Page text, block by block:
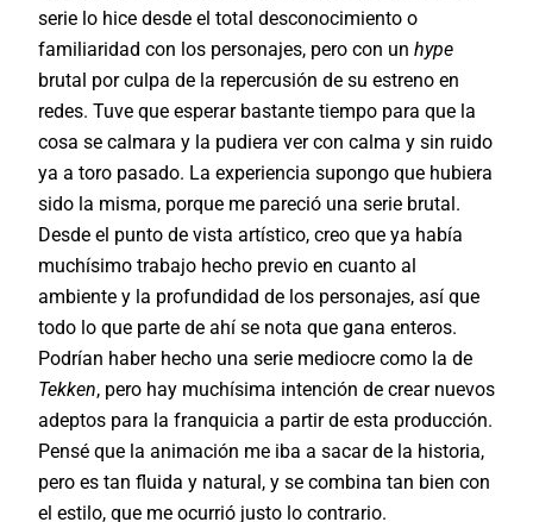
serie lo hice desde el total desconocimiento o
familiaridad con los personajes, pero con un hype
brutal por culpa de la repercusión de su estreno en
redes. Tuve que esperar bastante tiempo para que la
cosa se calmara y la pudiera ver con calma y sin ruido
ya a toro pasado. La experiencia supongo que hubiera
sido la misma, porque me pareció una serie brutal.
Desde el punto de vista artístico, creo que ya había
muchísimo trabajo hecho previo en cuanto al
ambiente y la profundidad de los personajes, así que
todo lo que parte de ahí se nota que gana enteros.
Podrían haber hecho una serie mediocre como la de
Tekken, pero hay muchísima intención de crear nuevos
adeptos para la franquicia a partir de esta producción.
Pensé que la animación me iba a sacar de la historia,
pero es tan fluida y natural, y se combina tan bien con
el estilo, que me ocurrió justo lo contrario.